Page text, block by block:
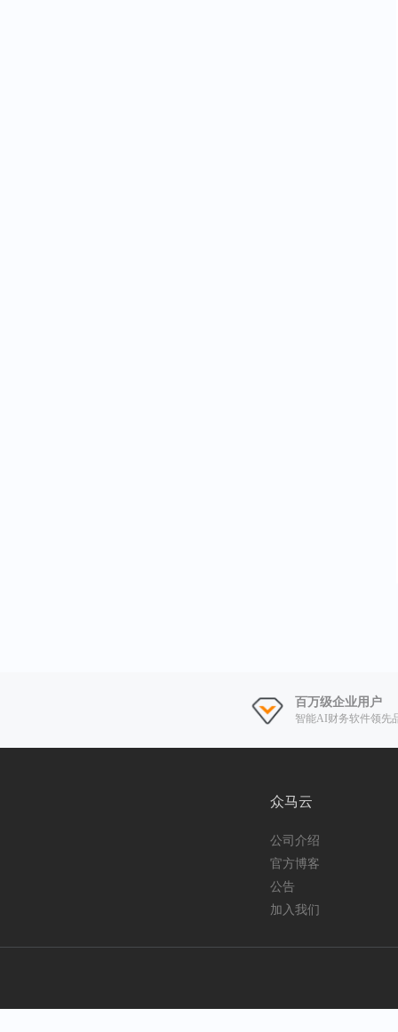
百万级企业用户
智能AI财务软件领先
众马云
公司介绍
官方博客
公告
加入我们